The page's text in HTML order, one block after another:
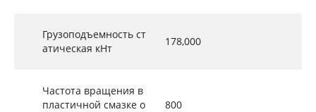
Грузоподъемность ст
атическая кНт
178,000
Частота вращения в
пластичной смазке о
800